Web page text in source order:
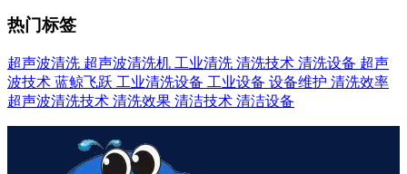
热门标签
超声波清洗 超声波清洗机 工业清洗 清洗技术 清洗设备 超声
波技术 蓝鲸飞跃 工业清洗设备 工业设备 设备维护 清洗效率
超声波清洗技术 清洗效果 清洁技术 清洁设备